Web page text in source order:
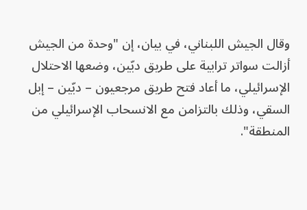
وقال الجيش اللبناني، في بيان، إن "وحدة من الجيش
أزالت سواتر ترابية على طريق دبّين، وضعها الاحتلال
الإسرائيلي، ما أعاد فتح طريق مرجعيون – دبّين – إبل
السقي، وذلك بالتزامن مع الانسحاب الإسرائيلي من
المنطقة".